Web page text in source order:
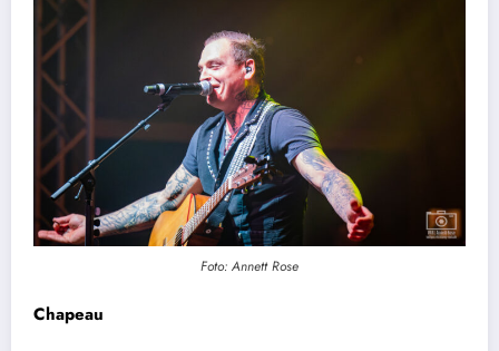
Foto: Annett Rose
Chapeau